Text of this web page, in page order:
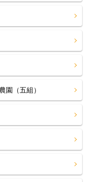
園（五組）